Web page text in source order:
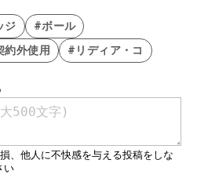
ジ
#ボール
約外使用 #リディア・コ